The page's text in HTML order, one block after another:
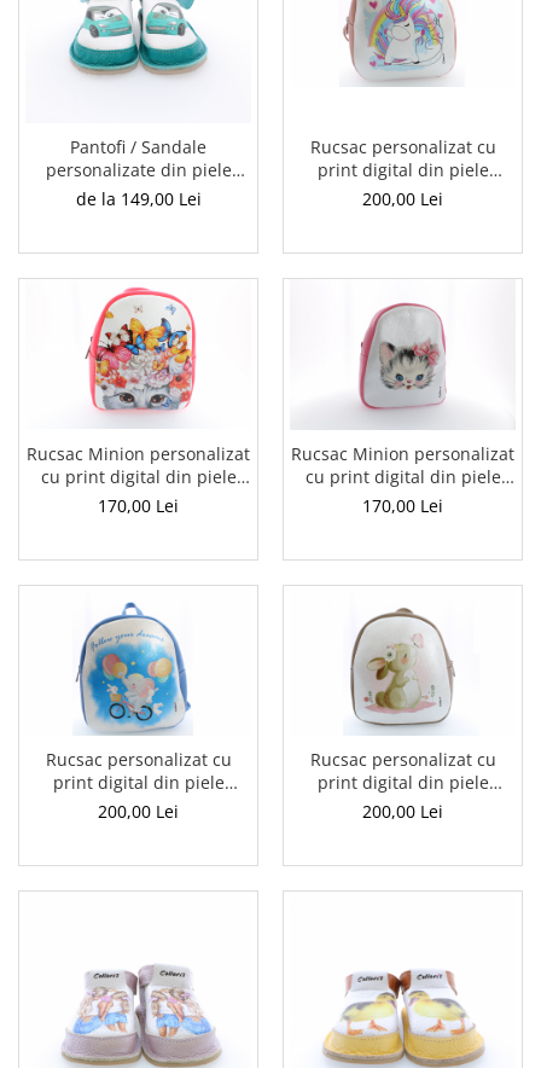
Pantofi / Sandale
personalizate din piele
naturala cu print digital -
de la 149,00 Lei
Rucsac personalizat cu
print digital din piele
naturala Baby3+ - Unicorn
200,00 Lei
Rucsac Minion personalizat
cu print digital din piele
naturala - Pisicuta colorata
170,00 Lei
Rucsac Minion personalizat
cu print digital din piele
naturala - Pisicuta cu
170,00 Lei
Rucsac personalizat cu
print digital din piele
naturala Baby3+ - Elefantul
200,00 Lei
Rucsac personalizat cu
print digital din piele
naturala Baby3+ - Iepuras
200,00 Lei